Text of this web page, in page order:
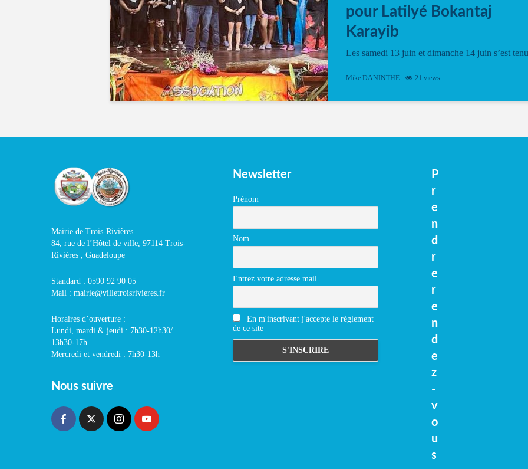
pour Latilyé Bokantaj
Karayib
Les samedi 13 juin et dimanche 14 juin s’est tenu
vibrant à Pierrot Narouman, organisé par
spectacle de fin d’année, présenté à la salle...
Mike DANINTHE 21 views
Mairie de Trois-Rivières
84, rue de l’Hôtel de ville, 97114 Trois-
Rivières , Guadeloupe
Standard : 0590 92 90 05
Mail : mairie@villetroisrivieres.fr
Horaires d’ouverture :
Lundi, mardi & jeudi : 7h30-12h30/
13h30-17h
Mercredi et vendredi : 7h30-13h
Nous suivre
Newsletter
Prénom
Nom
Entrez votre adresse mail
En m'inscrivant j'accepte le réglement
de ce site
P
r
e
n
d
r
e
r
e
n
d
e
z
-
v
o
u
s